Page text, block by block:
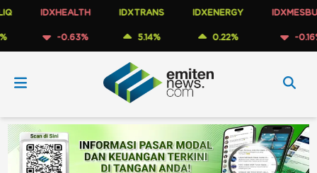
IDXHEALTH
-0.63%
IDXTRANS
5.14%
IDXENERGY
0.22%
IDXMESBUMN
-0.16%